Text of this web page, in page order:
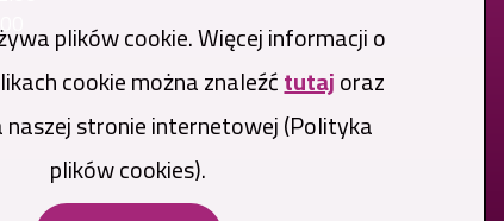
plików cookie. Więcej informacji o
cookie można znaleźćtutajoraz
naszej stronie internetowej (Polityka
plików cookies).